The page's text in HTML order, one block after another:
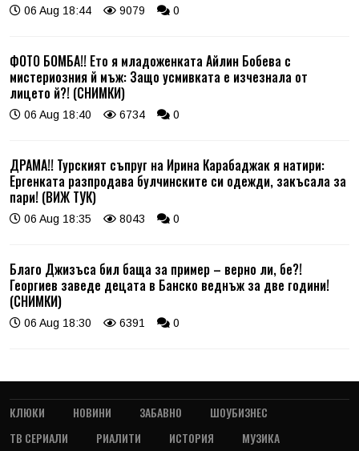
06 Aug 18:44 9079 0
ФОТО БОМБА!! Ето я младоженката Айлин Бобева с
мистериозния й мъж: Защо усмивката е изчезнала от
лицето й?! (СНИМКИ)
06 Aug 18:40 6734 0
ДРАМА!! Турският съпруг на Ирина Карабаджак я натири:
Ергенката разпродава булчинските си одежди, закъсала за
пари! (ВИЖ ТУК)
06 Aug 18:35 8043 0
Благо Джизъса бил баща за пример – верно ли, бе?!
Георгиев заведе децата в Банско веднъж за две години!
(СНИМКИ)
06 Aug 18:30 6391 0
КЛЮКИ НОВИНИ ЗАБАВНО
ШОУБИЗНЕС
ТВ СЕРИАЛИ
РИАЛИТИ ИСТОРИЯ МУЗИКА